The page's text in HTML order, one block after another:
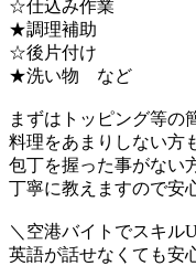
☆仕込み作業
★調理補助
☆後片付け
★洗い物 など
まずはトッピング等の
料理をあまりしない方
包丁を握った事がない
丁寧に教えますので安
＼空港バイトでスキル
英語が話せなくても安